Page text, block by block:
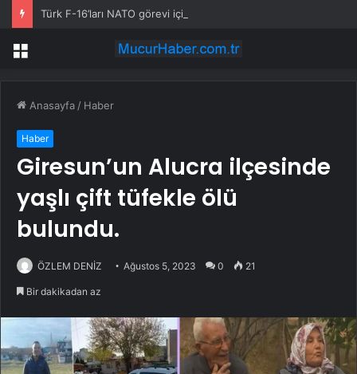
Menü
Anasayfa / Haber
Haber
Giresun’un Alucra ilçesinde
yaşlı çift tüfekle ölü
bulundu.
ÖZLEM DENİZ Ağustos 5, 2023 0 21
Bir dakikadan az